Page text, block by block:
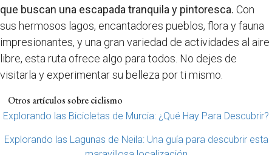
que buscan una escapada tranquila y pintoresca. Con
sus hermosos lagos, encantadores pueblos, flora y fauna
impresionantes, y una gran variedad de actividades al aire
libre, esta ruta ofrece algo para todos. No dejes de
visitarla y experimentar su belleza por ti mismo.
Otros artículos sobre ciclismo
Explorando las Bicicletas de Murcia: ¿Qué Hay Para Descubrir?
Explorando las Lagunas de Neila: Una guía para descubrir esta